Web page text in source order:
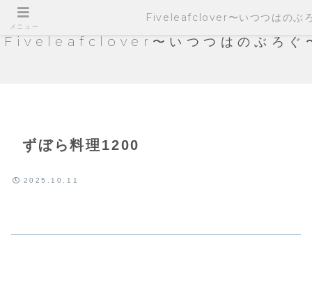
Fiveleafclover〜いつつはのぶろぐ
ずぼら料理1200
2025.10.11
メニュー
Fiveleafclover〜いつつはのぶ